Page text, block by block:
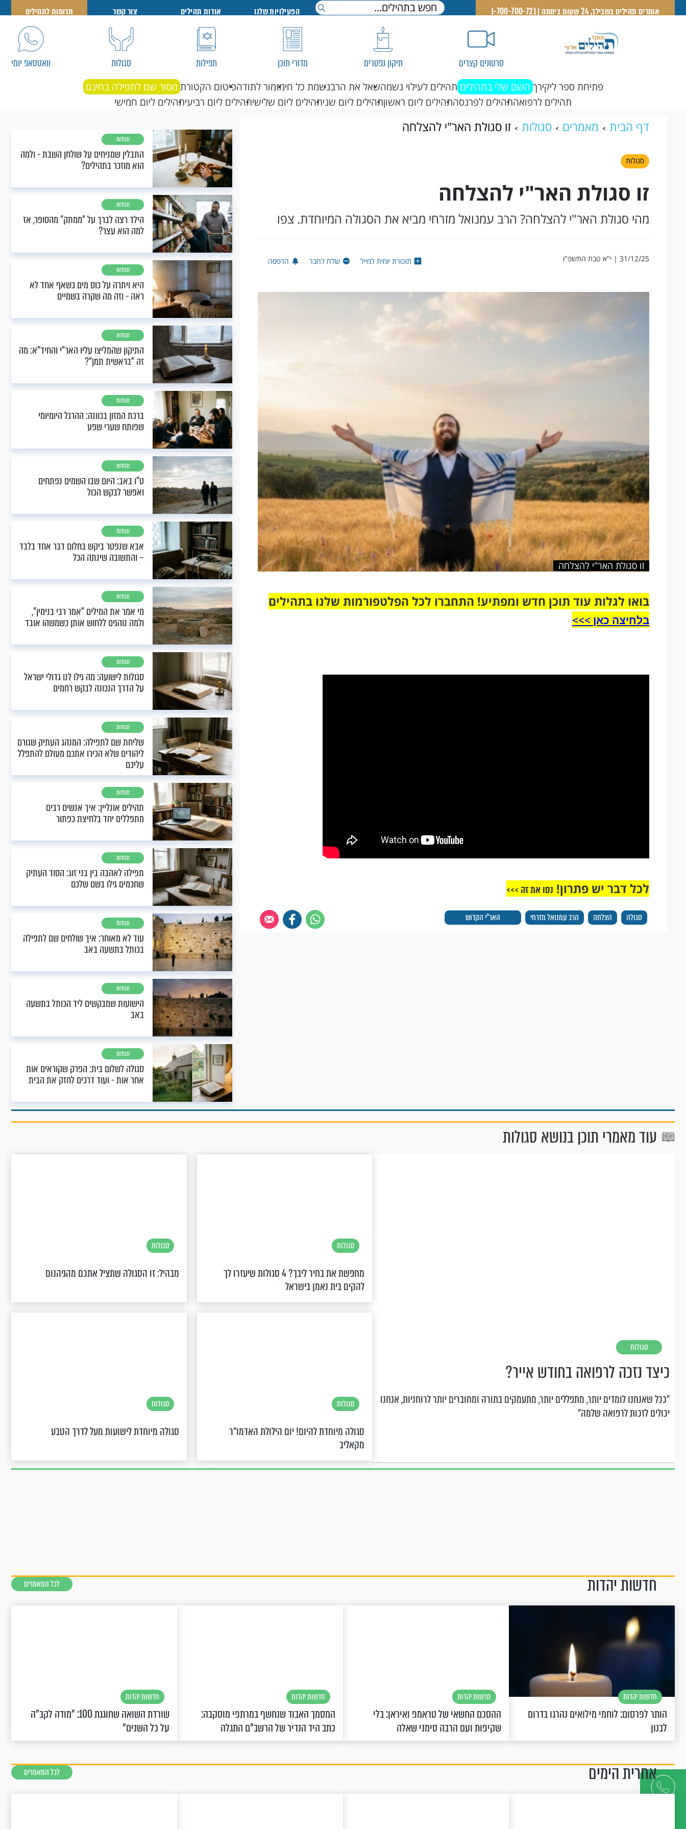
אומרים תהילים בשבילך, 24 שעות ביממה | 1-700-700-721 הפעילויות שלנו אודות תהילים צור קשר תרומות לתהילים
סרטונים קצרים תיקון נפטרים מדורי תוכן תפילות סגולות וואטסאפ יומי
פתיחת ספר ליקירך השם שלי בתהילים תהילים לעילוי נשמהשאל את הרבנשמת כל חימזמור לתודהפיטום הקטורת מסור שם לתפילה בחינם
תהילים לרפואהתהילים לפרנסהתהילים ליום ראשוןתהילים ליום שניתהילים ליום שלישיתהילים ליום רביעיתהילים ליום חמישי
דף הבית מאמרים סגולות זו סגולת האר"י להצלחה
סגולות
זו סגולת האר"י להצלחה
מהי סגולת האר"י להצלחה? הרב עמנואל מזרחי מביא את הסגולה המיוחדת. צפו
31/12/25 | י"א טבת התשפ"ו תזכורת יומית למייל שלח לחבר הדפסה
זו סגולת האר"י להצלחה
בואו לגלות עוד תוכן חדש ומפתיע! התחברו לכל הפלטפורמות שלנו בתהילים
בלחיצה כאן >>>​
סגולה הצלחה הרב עמנואל מזרחי האר"י הקדוש
לכל דבר יש פתרון! נסו את זה >>>
סגולות
התבלין שמניחים על שולחן השבת - ולמה
הוא מוזכר בתהילים?
סגולות
הילד רצה לברך על "ממתק" מהסופר, אז
למה הוא עצר?
סגולות
היא ויתרה על כוס מים כשאף אחד לא
ראה - וזה מה שקרה בשמיים
סגולות
התיקון שהמליצו עליו האר"י והחיד"א: מה
זה "בראשית תמן"?
סגולות
ברכת המזון בכוונה: ההרגל היומיומי
שפותח שערי שפע
סגולות
ט"ו באב: היום שבו השמים נפתחים
ואפשר לבקש הכול
סגולות
אבא שנפטר ביקש בחלום דבר אחד בלבד
– והתשובה שינתה הכל
סגולות
מי אמר את המילים "אמר רבי בנימין",
ולמה נוהגים ללחוש אותן כשמשהו אובד
סגולות
סגולות לישועה: מה גילו לנו גדולי ישראל
על הדרך הנכונה לבקש רחמים
סגולות
שליחת שם לתפילה: המנהג העתיק שגורם
ליהודים שלא הכירו אתכם מעולם להתפלל
עליכם
סגולות
תהילים אונליין: איך אנשים רבים
מתפללים יחד בלחיצת כפתור
סגולות
תפילה לאהבה בין בני זוג: הסוד העתיק
שחכמים גילו בשם שלכם
סגולות
עוד לא מאוחר: איך שולחים שם לתפילה
בכותל בתשעה באב
סגולות
הישועות שמבקשים ליד הכותל בתשעה
באב
סגולות
סגולה לשלום בית: הפרק שקוראים אות
אחר אות - ועוד דרכים לחזק את הבית
עוד מאמרי תוכן בנושא סגולות
סגולות
כיצד נזכה לרפואה בחודש אייר?
"ככל שאנחנו לומדים יותר, מתפללים יותר, מתעמקים בתורה ומחוברים יותר לרוחניות, אנחנו
יכולים לזכות לרפואה שלמה"
סגולות
מחפשת את בחיר ליבך? 4 סגולות שיעזרו לך
להקים בית נאמן בישראל
סגולות
מבהיל: זו הסגולה שתציל אתכם מהגיהנום
סגולות
סגולה מיוחדת להיום! יום הילולת האדמו"ר
מקאליב
סגולות
סגולה מיוחדת לישועות מעל לדרך הטבע
חדשות יהדות לכל המאמרים
חדשות יהדות
הותר לפרסום: לוחמי מילואים נהרגו בדרום
לבנון
חדשות יהדות
ההסכם החשאי של טראמפ ואיראן: בלי
שקיפות ועם הרבה סימני שאלה
חדשות יהדות
המסמך האבוד שנחשף במרתפי מוסקבה:
כתב היד הנדיר של הרשב"ם התגלה
חדשות יהדות
שורדת השואה שחוגגת 100: "מודה לקב"ה
על כל השנים"
אחרית הימים לכל המאמרים